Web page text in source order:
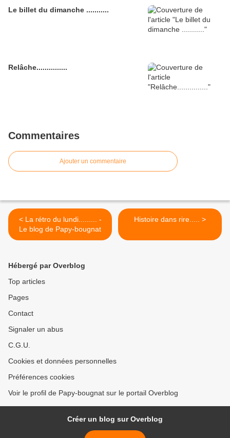
Le billet du dimanche ...........
Relâche...............
Commentaires
Ajouter un commentaire
< La rétro du lundi......... -
Le blog de Papy-bougnat
Histoire dans rire..... >
Hébergé par Overblog
Top articles
Pages
Contact
Signaler un abus
C.G.U.
Cookies et données personnelles
Préférences cookies
Voir le profil de Papy-bougnat sur le portail Overblog
Créer un blog sur Overblog